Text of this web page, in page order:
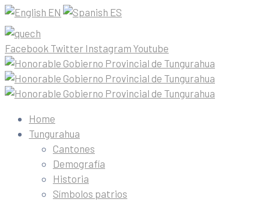
EN ES
Facebook Twitter Instagram Youtube
Home
Tungurahua
Cantones
Demografía
Historia
Símbolos patrios